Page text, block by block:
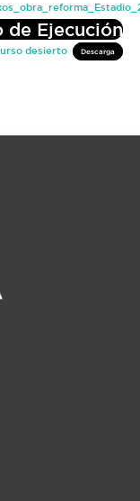
de Ejecución
desierto Descarga